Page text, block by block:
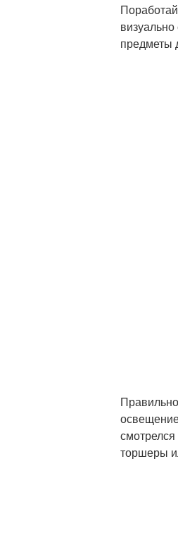
предметы
торшеры